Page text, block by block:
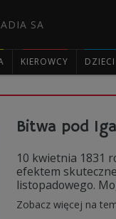
SA
KIEROWCY DZIECI
Bitwa pod
10 kwietnia 1831
efektem
listopadowego.
Zobacz więcej na